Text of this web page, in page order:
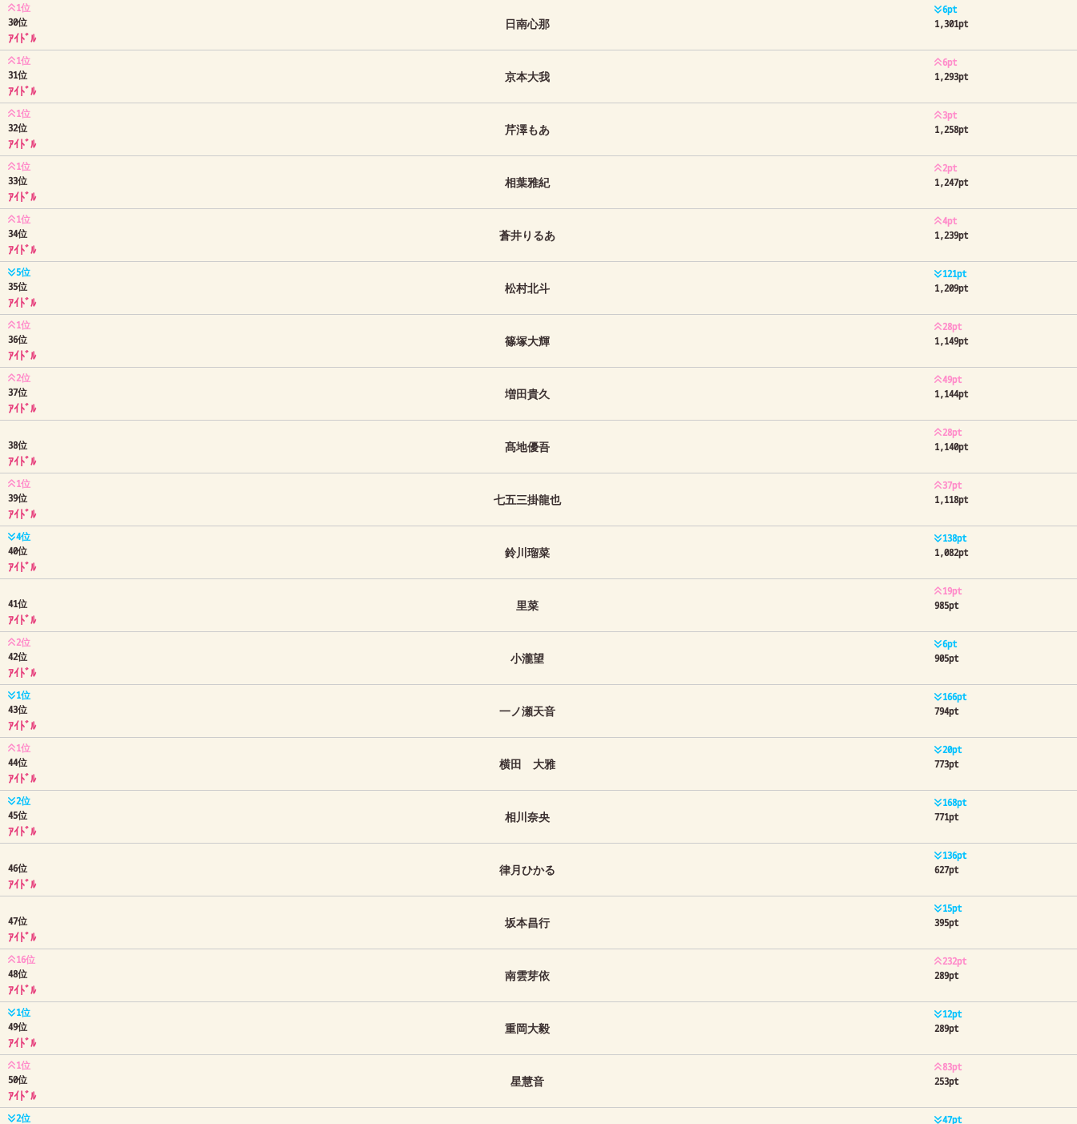
1位
30位
ｱｲﾄﾞﾙ
日南心那
6pt
1,301pt
1位
31位
ｱｲﾄﾞﾙ
京本大我
6pt
1,293pt
1位
32位
ｱｲﾄﾞﾙ
芹澤もあ
3pt
1,258pt
1位
33位
ｱｲﾄﾞﾙ
相葉雅紀
2pt
1,247pt
1位
34位
ｱｲﾄﾞﾙ
蒼井りるあ
4pt
1,239pt
5位
35位
ｱｲﾄﾞﾙ
松村北斗
121pt
1,209pt
1位
36位
ｱｲﾄﾞﾙ
篠塚大輝
28pt
1,149pt
2位
37位
ｱｲﾄﾞﾙ
増田貴久
49pt
1,144pt
38位
ｱｲﾄﾞﾙ
髙地優吾
28pt
1,140pt
1位
39位
ｱｲﾄﾞﾙ
七五三掛龍也
37pt
1,118pt
4位
40位
ｱｲﾄﾞﾙ
鈴川瑠菜
138pt
1,082pt
41位
ｱｲﾄﾞﾙ
里菜
19pt
985pt
2位
42位
ｱｲﾄﾞﾙ
小瀧望
6pt
905pt
1位
43位
ｱｲﾄﾞﾙ
一ノ瀬天音
166pt
794pt
1位
44位
ｱｲﾄﾞﾙ
横田 大雅
20pt
773pt
2位
45位
ｱｲﾄﾞﾙ
相川奈央
168pt
771pt
46位
ｱｲﾄﾞﾙ
律月ひかる
136pt
627pt
47位
ｱｲﾄﾞﾙ
坂本昌行
15pt
395pt
16位
48位
ｱｲﾄﾞﾙ
南雲芽依
232pt
289pt
1位
49位
ｱｲﾄﾞﾙ
重岡大毅
12pt
289pt
1位
50位
ｱｲﾄﾞﾙ
星慧音
83pt
253pt
2位 47pt